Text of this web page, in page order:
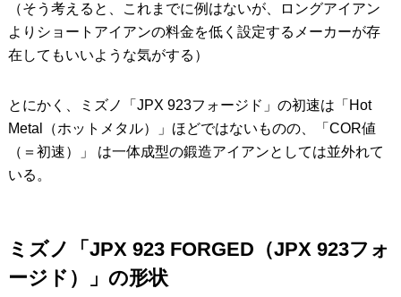
（そう考えると、これまでに例はないが、ロングアイアン
よりショートアイアンの料金を低く設定するメーカーが存
在してもいいような気がする）
とにかく、ミズノ「JPX 923フォージド」の初速は「Hot
Metal（ホットメタル）」ほどではないものの、「COR値
（＝初速）」 は一体成型の鍛造アイアンとしては並外れて
いる。
ミズノ「JPX 923 FORGED（JPX 923フォ
ージド）」の形状